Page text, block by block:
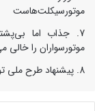
موتورسیکلت‌هاست
جذاب اما
موتورسواران را خالی
پیشنهاد طرح ملی